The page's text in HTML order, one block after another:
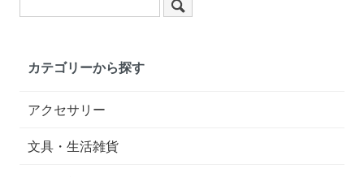
カテゴリーから探す
アクセサリー
文具・生活雑貨